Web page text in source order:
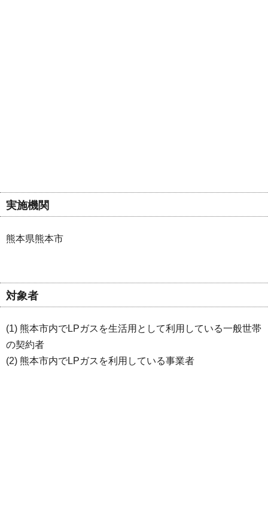
実施機関
熊本県熊本市
対象者
(1) 熊本市内でLPガスを生活用として利用している一般世帯
の契約者
(2) 熊本市内でLPガスを利用している事業者